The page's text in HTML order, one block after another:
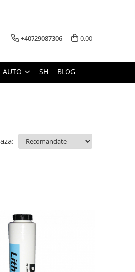
+40729087306 0,00
AUTO SH BLOG